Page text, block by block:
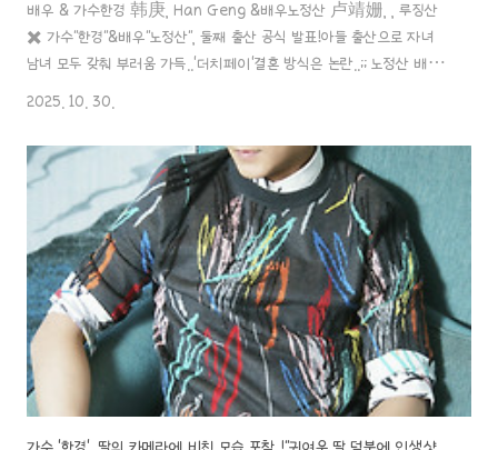
배우 & 가수한경 韩庚, Han Geng &배우노정산 卢靖姗, , 루징산
✖️ 가수"한경"&배우"노정산", 둘째 출산 공식 발표!아들 출산으로 자녀
남녀 모두 갖춰 부러움 가득..'더치페이'결혼 방식은 논란..;; 노정산 배우
가 드디어 출산을 했는데요~!10월 24일, 가수 한경과 노정산 배우는 공
고 해요!두 사람은 아들 딸 모두 갖춘 가족이 되면서 '좋은 가정'을 완성
한 셈이니 정말 행복한 소식인 거죠..! 개인적으로 가수 한경과 노정산
배우 커플을 좋아하는 대중들이 많은데, 연애 중일 때도 공식 발표를 했
고, 결혼할 때도 공개를 했으니, 결혼식과 임신, 출산 모두 팬들에게 소식
을 공유했거든요.^^팬들과 네티즌들에게 일일이..
2025. 10. 30.